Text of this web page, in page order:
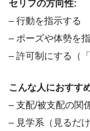
セリフの方向性:
– 行動を指示する
– ポーズや体勢を
– 許可制にする（
こんな人におすす
– 支配/被支配の関
– 見学系（見るだ